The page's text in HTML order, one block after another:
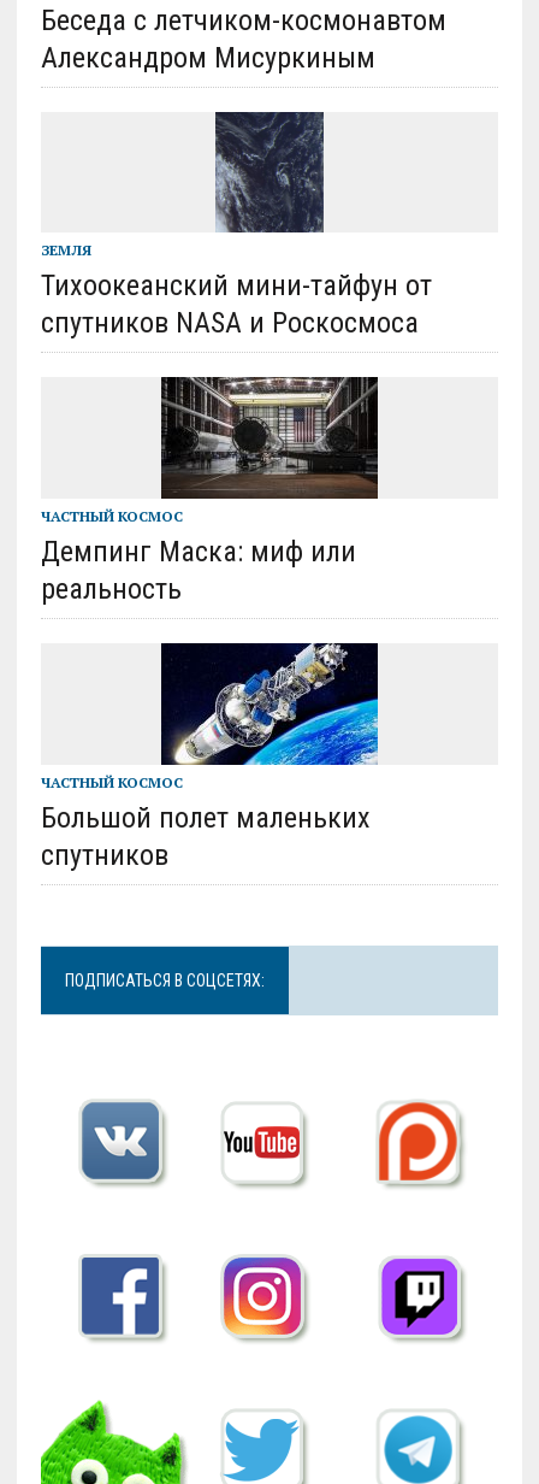
Беседа с летчиком-космонавтом
Александром Мисуркиным
ЗЕМЛЯ
Тихоокеанский мини-тайфун от
спутников NASA и Роскосмоса
ЧАСТНЫЙ КОСМОС
Демпинг Маска: миф или
реальность
ЧАСТНЫЙ КОСМОС
Большой полет маленьких
спутников
ПОДПИСАТЬСЯ В СОЦСЕТЯХ: